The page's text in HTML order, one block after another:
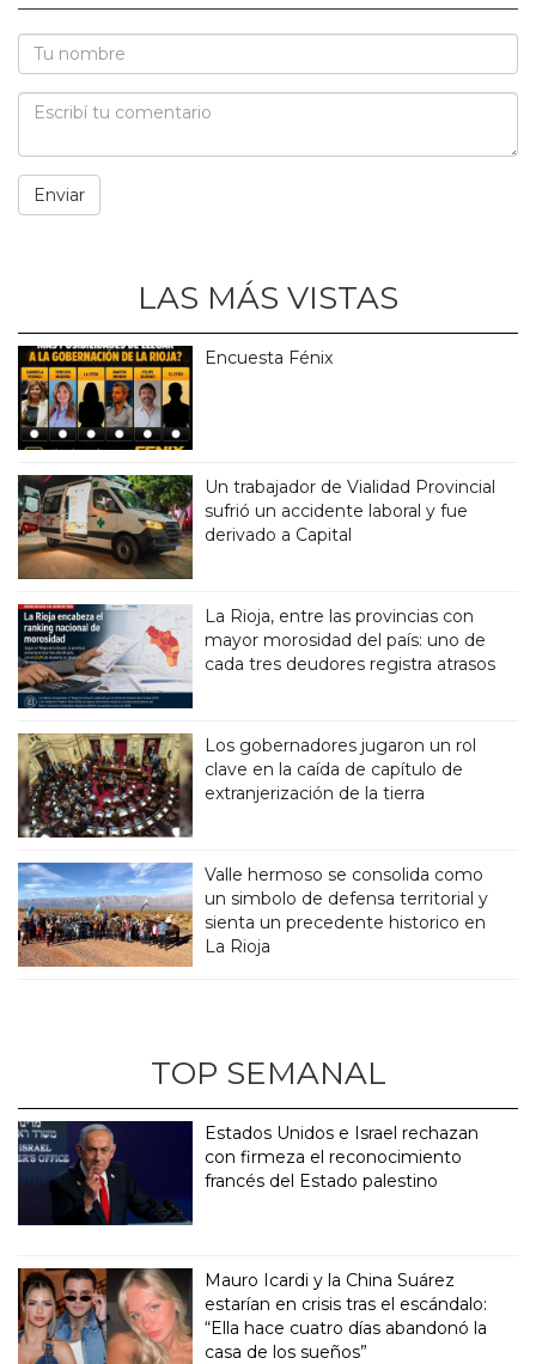
LAS MÁS VISTAS
Encuesta Fénix
Un trabajador de Vialidad Provincial
sufrió un accidente laboral y fue
derivado a Capital
La Rioja, entre las provincias con
mayor morosidad del país: uno de
cada tres deudores registra atrasos
Los gobernadores jugaron un rol
clave en la caída de capítulo de
extranjerización de la tierra
Valle hermoso se consolida como
un simbolo de defensa territorial y
sienta un precedente historico en
La Rioja
TOP SEMANAL
Estados Unidos e Israel rechazan
con firmeza el reconocimiento
francés del Estado palestino
Mauro Icardi y la China Suárez
estarían en crisis tras el escándalo:
“Ella hace cuatro días abandonó la
casa de los sueños”